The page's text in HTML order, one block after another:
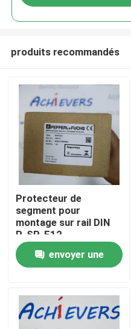
À la maison
Produits
Visite de l'usine
produits recommandés
Protecteur de
segment pour
montage sur rail DIN
R-SP-E12
envoyer une